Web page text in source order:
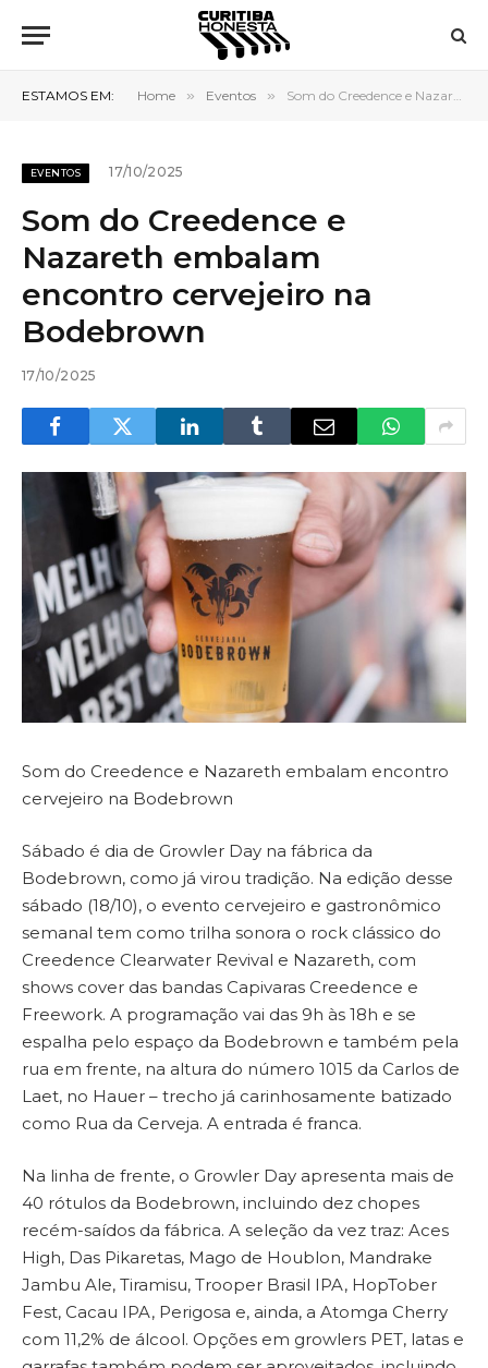
ESTAMOS EM: Home » Eventos » Som do Creedence e Nazareth embalam encontro cervejeiro na Bodebrown
EVENTOS 17/10/2025
Som do Creedence e
Nazareth embalam
encontro cervejeiro na
Bodebrown
17/10/2025
Som do Creedence e Nazareth embalam encontro
cervejeiro na Bodebrown
Sábado é dia de Growler Day na fábrica da
Bodebrown, como já virou tradição. Na edição desse
sábado (18/10), o evento cervejeiro e gastronômico
semanal tem como trilha sonora o rock clássico do
Creedence Clearwater Revival e Nazareth, com
shows cover das bandas Capivaras Creedence e
Freework. A programação vai das 9h às 18h e se
espalha pelo espaço da Bodebrown e também pela
rua em frente, na altura do número 1015 da Carlos de
Laet, no Hauer – trecho já carinhosamente batizado
como Rua da Cerveja. A entrada é franca.
Na linha de frente, o Growler Day apresenta mais de
40 rótulos da Bodebrown, incluindo dez chopes
recém-saídos da fábrica. A seleção da vez traz: Aces
High, Das Pikaretas, Mago de Houblon, Mandrake
Jambu Ale, Tiramisu, Trooper Brasil IPA, HopTober
Fest, Cacau IPA, Perigosa e, ainda, a Atomga Cherry
com 11,2% de álcool. Opções em growlers PET, latas e